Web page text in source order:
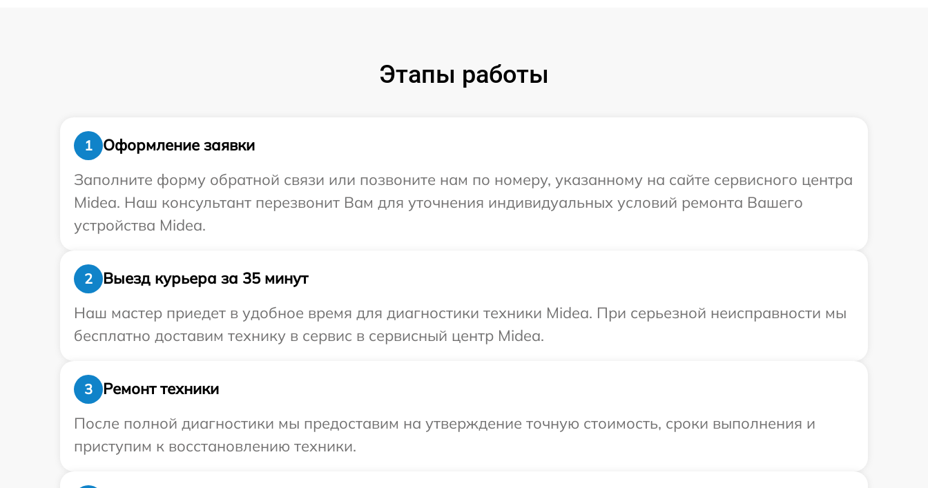
Этапы работы
1
Оформление заявки
Заполните форму обратной связи или позвоните нам по номеру, указанному на сайте сервисного центра
Midea. Наш консультант перезвонит Вам для уточнения индивидуальных условий ремонта Вашего
устройства Midea.
2
Выезд курьера за 35 минут
Наш мастер приедет в удобное время для диагностики техники Midea. При серьезной неисправности мы
бесплатно доставим технику в сервис в сервисный центр Midea.
3
Ремонт техники
После полной диагностики мы предоставим на утверждение точную стоимость, сроки выполнения и
приступим к восстановлению техники.